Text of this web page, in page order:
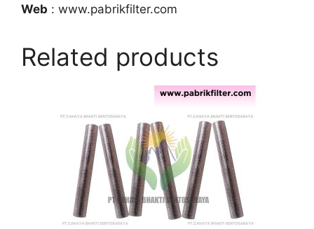
Web : www.pabrikfilter.com
Related products